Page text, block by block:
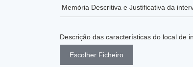
Memória Descritiva e Justificativa da
Descrição das características do local de
Escolher Ficheiro